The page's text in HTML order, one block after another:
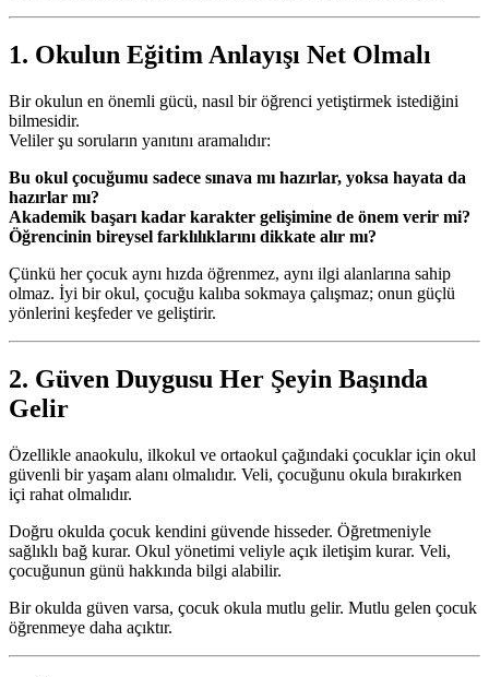
1. Okulun Eğitim Anlayışı Net Olmalı
Bir okulun en önemli gücü, nasıl bir öğrenci yetiştirmek istediğini
bilmesidir.
Veliler şu soruların yanıtını aramalıdır:
Bu okul çocuğumu sadece sınava mı hazırlar, yoksa hayata da
hazırlar mı?
Akademik başarı kadar karakter gelişimine de önem verir mi?
Öğrencinin bireysel farklılıklarını dikkate alır mı?
Çünkü her çocuk aynı hızda öğrenmez, aynı ilgi alanlarına sahip
olmaz. İyi bir okul, çocuğu kalıba sokmaya çalışmaz; onun güçlü
yönlerini keşfeder ve geliştirir.
2. Güven Duygusu Her Şeyin Başında
Gelir
Özellikle anaokulu, ilkokul ve ortaokul çağındaki çocuklar için okul
güvenli bir yaşam alanı olmalıdır. Veli, çocuğunu okula bırakırken
içi rahat olmalıdır.
Doğru okulda çocuk kendini güvende hisseder. Öğretmeniyle
sağlıklı bağ kurar. Okul yönetimi veliyle açık iletişim kurar. Veli,
çocuğunun günü hakkında bilgi alabilir.
Bir okulda güven varsa, çocuk okula mutlu gelir. Mutlu gelen çocuk
öğrenmeye daha açıktır.